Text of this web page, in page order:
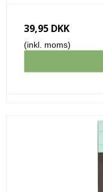
39,95 DKK
(inkl. moms)